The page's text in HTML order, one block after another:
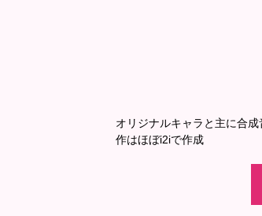
オリジナルキャラと主に合
作はほぼi2iで作成